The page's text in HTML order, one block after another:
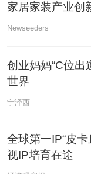
家居家装产业创
Newseeders
创业妈妈“C位出
世界
宁泽西
全球第一IP“皮
视IP培育在途